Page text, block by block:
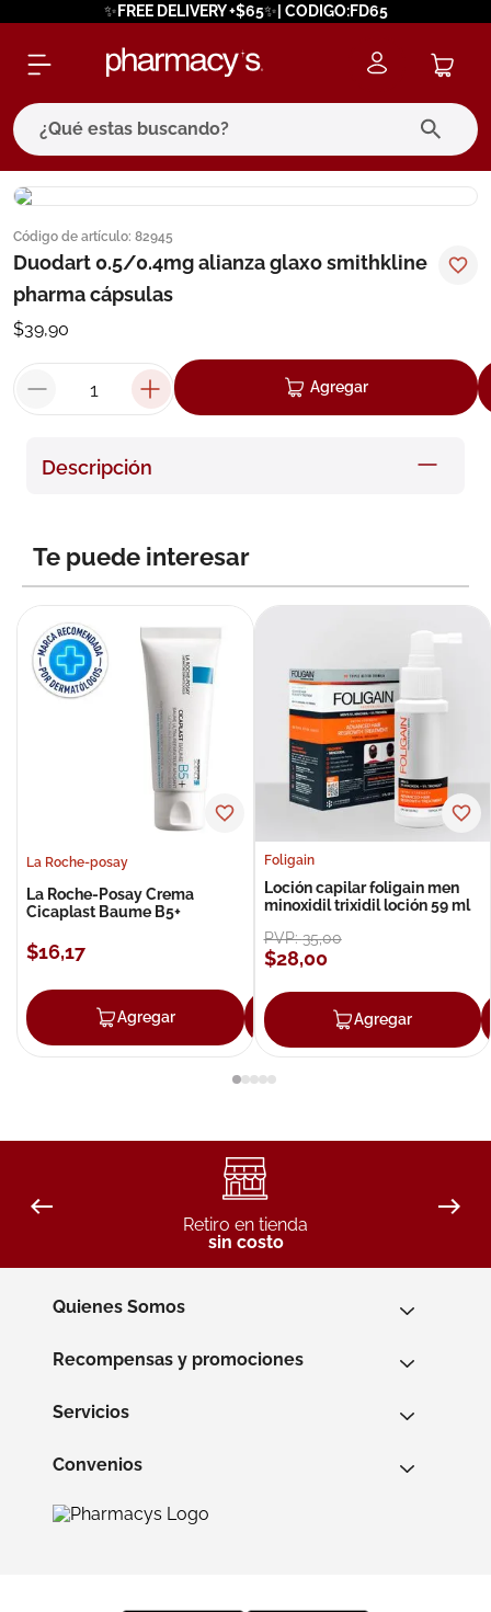
✨FREE DELIVERY +$65✨| CODIGO:FD65
¿Qué estas buscando?
Código de artículo: 82945
Duodart 0.5/0.4mg alianza glaxo smithkline
pharma cápsulas
$39,90
Agregar
Descripción
Te puede interesar
La Roche-posay
La Roche-Posay Crema
Cicaplast Baume B5+
$16,17
Agregar Agregar
Foligain
Loción capilar foligain men
minoxidil trixidil loción 59 ml
PVP:35,00
$28,00
Agregar
Retiro en tienda
sin costo
Quienes Somos
Recompensas y promociones
Servicios
Convenios
términos más buscados
1. eucerin
cerave
7. isdin
9 nivea
10.pañales